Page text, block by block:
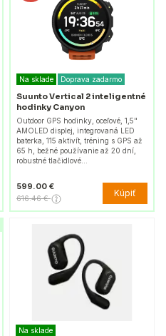
Na sklade Doprava zadarmo
Suunto Vertical 2 inteligentné
hodinky Canyon
Outdoor GPS hodinky, oceľové, 1,5"
AMOLED displej, integrovaná LED
baterka, 115 aktivít, tréning s GPS až
65 h, bežné používanie až 20 dní,
robustné tlačidlové…
599.00 €
616.46 € Kúpiť
Na sklade